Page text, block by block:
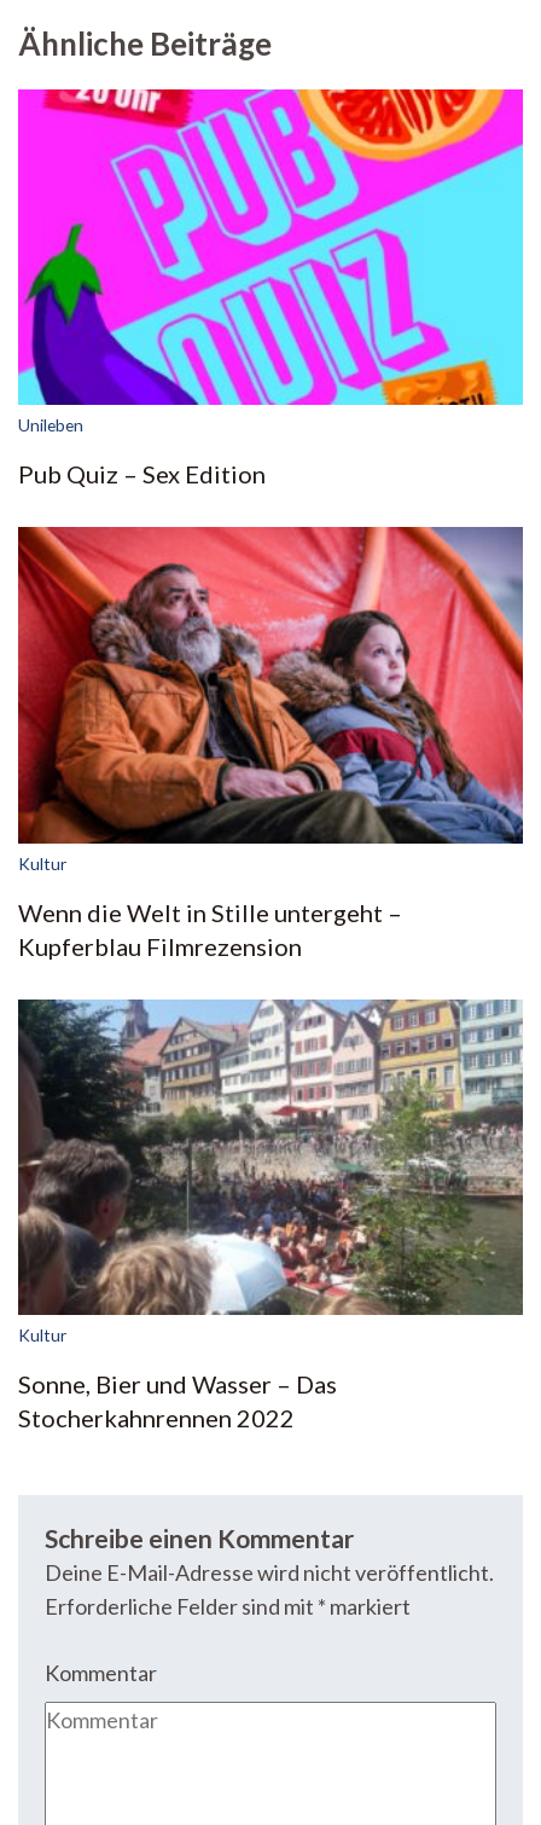
Ähnliche Beiträge
Unileben
Pub Quiz – Sex Edition
Kultur
Wenn die Welt in Stille untergeht –
Kupferblau Filmrezension
Kultur
Sonne, Bier und Wasser – Das
Stocherkahnrennen 2022
Schreibe einen Kommentar
Deine E-Mail-Adresse wird nicht veröffentlicht.
Erforderliche Felder sind mit * markiert
Kommentar